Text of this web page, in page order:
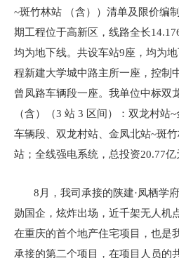
~斑竹林站 （含））清单及限价编
期工程位于高新区，线路全长
均为地下线。共设车站9座，均为
程新建大学城中路主所一座，控制
曾凤路车辆段一座。我单位中标双
（含）（3 站 3 区间）：双龙村站
车辆段、双龙村站、金凤北站~斑
站；全线强电系统，总投资20.77亿
8月，我司承接的陕建·凤栖学府
勋国企，炫炸出场，近千架无人机
在重庆的首个地产住宅项目，也是
承接的第二个项目，在项目人员的